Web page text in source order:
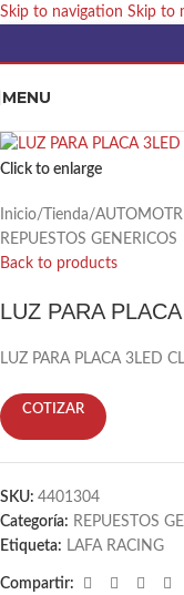
Skip to navigation Skip to
MENU
Click to enlarge
Inicio/ Tienda/
REPUESTOS GENERICOS
Back to products
LUZ PARA
LUZ PARA PLACA 3LED
COTIZAR
SKU: 4401304
Categoría: REPUESTOS
Etiqueta: LAFA RACING
Compartir: